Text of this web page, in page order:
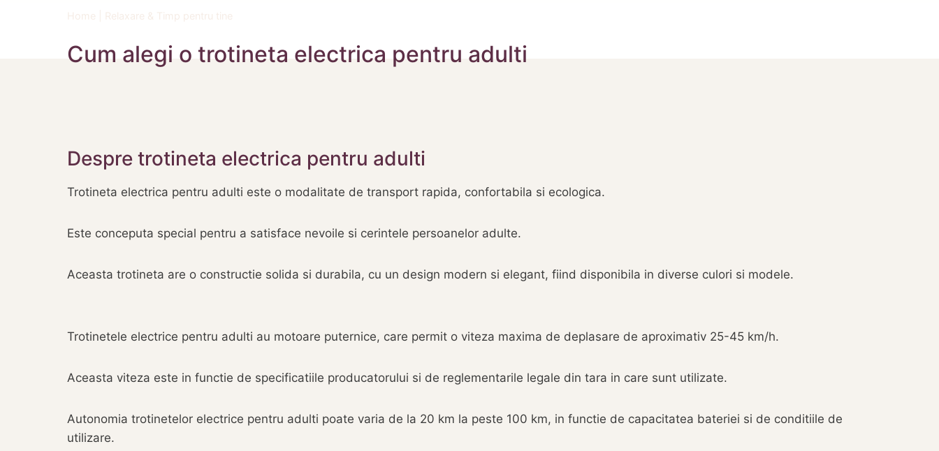
Home Relaxare & Timp pentru tine
Cum alegi o trotineta electrica pentru adulti
Despre trotineta electrica pentru adulti
Trotineta electrica pentru adulti este o modalitate de transport rapida, confortabila si ecologica.
Este conceputa special pentru a satisface nevoile si cerintele persoanelor adulte.
Aceasta trotineta are o constructie solida si durabila, cu un design modern si elegant, fiind disponibila in diverse culori si modele.
Trotinetele electrice pentru adulti au motoare puternice, care permit o viteza maxima de deplasare de aproximativ 25-45 km/h.
Aceasta viteza este in functie de specificatiile producatorului si de reglementarile legale din tara in care sunt utilizate.
Autonomia trotinetelor electrice pentru adulti poate varia de la 20 km la peste 100 km, in functie de capacitatea bateriei si de conditiile de
utilizare.